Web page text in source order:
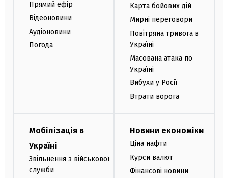
Прямий ефір
Відеоновини
Аудіоновини
Погода
Карта бойових дій
Мирні переговори
Повітряна тривога в
Україні
Масована атака по
Україні
Вибухи у Росії
Втрати ворога
Мобілізація в
Україні
Звільнення з військової
служби
Новини економіки
Ціна нафти
Курси валют
Фінансові новини